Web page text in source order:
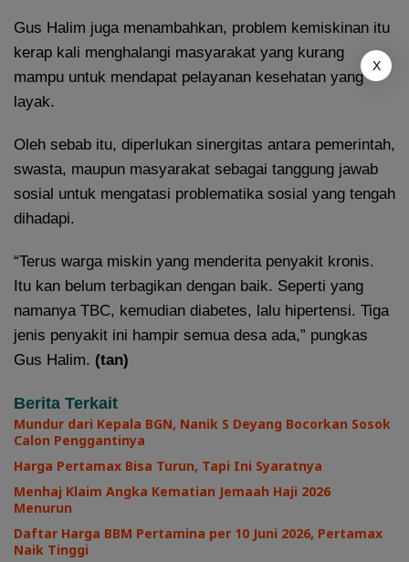
Gus Halim juga menambahkan, problem kemiskinan itu
kerap kali menghalangi masyarakat yang kurang
mampu untuk mendapat pelayanan kesehatan yang
layak.
Oleh sebab itu, diperlukan sinergitas antara pemerintah,
swasta, maupun masyarakat sebagai tanggung jawab
sosial untuk mengatasi problematika sosial yang tengah
dihadapi.
“Terus warga miskin yang menderita penyakit kronis.
Itu kan belum terbagikan dengan baik. Seperti yang
namanya TBC, kemudian diabetes, lalu hipertensi. Tiga
jenis penyakit ini hampir semua desa ada,” pungkas
Gus Halim. (tan)
Berita Terkait
Mundur dari Kepala BGN, Nanik S Deyang Bocorkan Sosok
Calon Penggantinya
Harga Pertamax Bisa Turun, Tapi Ini Syaratnya
Menhaj Klaim Angka Kematian Jemaah Haji 2026
Menurun
Daftar Harga BBM Pertamina per 10 Juni 2026, Pertamax
Naik Tinggi
X